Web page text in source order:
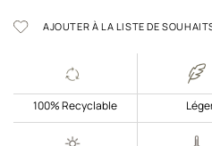
AJOUTER À LA LISTE DE
100% Recyclable